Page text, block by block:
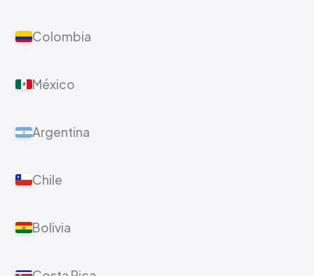
Colombia
México
Argentina
Chile
Bolivia